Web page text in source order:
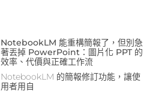
NotebookLM 能重構簡報了，但別急
著丟掉 PowerPoint：圖片化 PPT 的
效率、代價與正確工作流
NotebookLM 的簡報修訂功能，讓使
用者用自